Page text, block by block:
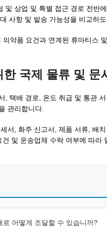
및 상업 및 특별 접근 경로 전
사항 및 발송 가능성을 비교하
의약품 요건과 연계된 류마티스
한 국제 물류 및 문
, 택배 경로, 온도 취급 및 통관
관리합니다.
서, 화주 신고서, 제품 서류, 배
및 운송업체 수락 여부에 따라
어떻게 조달할 수 있습니까?